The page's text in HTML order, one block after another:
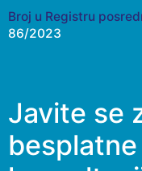
Broj u Registru
86/2023
Javite se
besplatne